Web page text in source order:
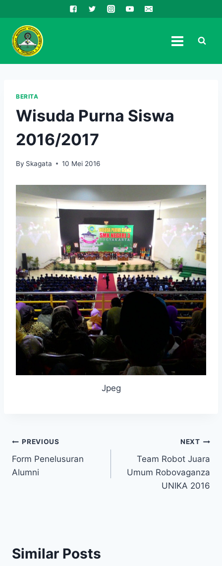
to
content
BERITA
Wisuda Purna Siswa
2016/2017
By Skagata 10 Mei 2016
Jpeg
Navigasi
pos
PREVIOUS
Form Penelusuran
Alumni
NEXT
Team Robot Juara
Umum Robovaganza
UNIKA 2016
Similar Posts